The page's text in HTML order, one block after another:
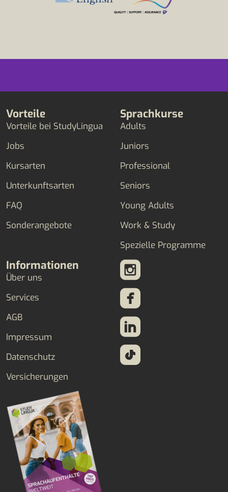
Vorteile
Vorteile bei StudyLingua
Jobs
Kursarten
Unterkunftsarten
FAQ
Sonderangebote
Sprachkurse
Adults
Juniors
Professional
Seniors
Young Adults
Work & Study
Spezielle Programme
Informationen
Über uns
Services
AGB
Impressum
Datenschutz
Versicherungen